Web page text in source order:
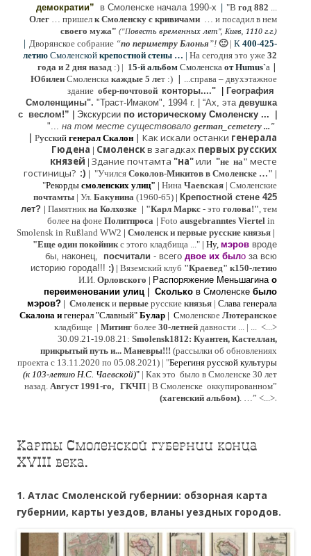
демократии” в Смоленске начала 1990-х | "В год 882 ...
Олег … пришел к Смоленску с кривичами … и посадил в нем
своего мужа" ("Повесть временных лет", Киев, 1110 г.г.)
| Дворянское собрание “по периметру Блонья”! 🙂| К 400-425-
летию Смоленской крепостной стены … | На сегодня это уже 32
года и 2 дня назад :) | 15-й альбом Смоленска от Humus`a |
Юбилеи Смоленска каждые 5 лет :) | ...справа – двухэтажное
здание обер-почтовой конторы...."
Гeография
Cмоленщины". "Траст-Имаком", 1994 г. “Ах, эта девушка
с веслом!”
Экскурсии по историческому Смоленску ...
"... на том месте существовало german_cemetery ..."
| Русский генерал Скалон | Как искали останки генерала
Гюдена | Смоленскв загадках первых русских
князей | Здание почтамта "на"или "не на" месте
гостиницы? :) | "Учился Соколов-Микитов в Смоленске …" |
"Рекорды смоленских улиц" | Нина Чаевская | Смоленские
почтамты | Ул. Бакунина (1960-65) | Крепостной стене 425
лет? | Памятник на Колхозке | "Карл Маркс - это голова!", тем
более на фоне Политпроса | Foto ausgebranntes Viertel in
Smolensk in Rußland WW2 | Смоленск и первые русские князья |
"Еще один покойникс этого кладбища ..." | Ну, мэров вроде
бы, наконец, посчитали - всего двое их было за всю
историю города!!! :) | Вяземский клуб "Краевед" к150-летию
И.И. Орловского | Распоряжение Меньшагина о
переименовании улиц
Сколько в Смоленске было
мэров? | Смоленски первые русские князья | Слава генерала
Скалона и генерал "Славный" Булар | Смоленское Лютерaнское
кладбище | Митинг более 30-летней давности ... | ... <...>
30.09.21-19.08.21: Smolensk1812: Куантен, Кастеллан,
прикрытый путь и... Маневры!!! (рассылки об обновлениях
проекта с 13.11.2020 по 05.08.2021) | "Берегиня русской культуры
(к 103-летию Н.С. Чаевской)" | Как это было в Смоленске 30 лет
назад. Август 1991-го, ГКЧП | В Смоленске оккупированном”
(хагенский альбом). …” <...>.
Карты Смоленской губернии конца
XVIII века.
1. Атлас Смоленской губернии: обзорная карта
губернии, карты уездов, вланы уездных городов.